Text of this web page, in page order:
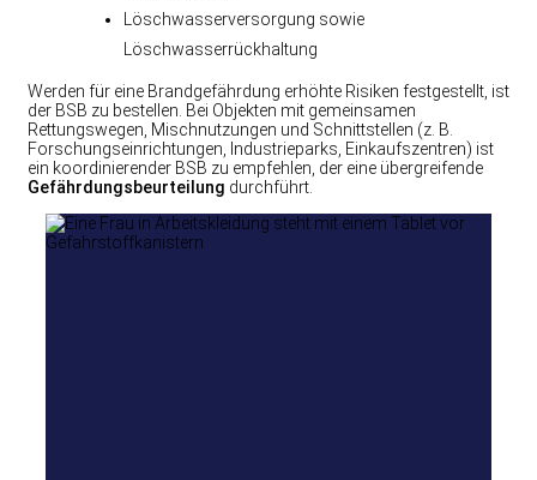
Löschwasserversorgung sowie
Löschwasserrückhaltung
Werden für eine Brandgefährdung erhöhte Risiken festgestellt, ist
der BSB zu bestellen. Bei Objekten mit gemeinsamen
Rettungswegen, Mischnutzungen und Schnittstellen (z. B.
Forschungseinrichtungen, Industrieparks, Einkaufszentren) ist
ein koordinierender BSB zu empfehlen, der eine übergreifende
Gefährdungsbeurteilung durchführt.